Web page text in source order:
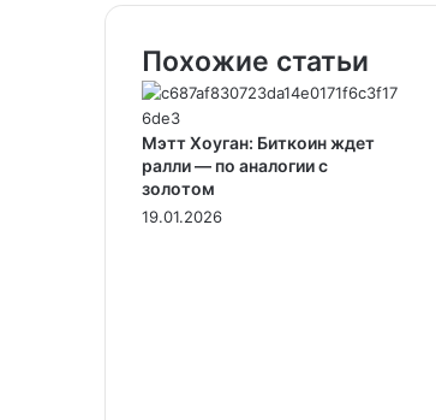
Похожие статьи
Мэтт Хоуган: Биткоин ждет
ралли — по аналогии с
золотом
19.01.2026